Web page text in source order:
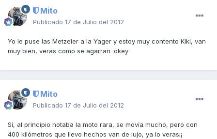
Mito
Publicado 17 de Julio del 2012
Yo le puse las Metzeler a la Yager y estoy muy contento Kiki, van
muy bien, veras como se agarran :okey
Mito
Publicado 17 de Julio del 2012
Sí, al principio notaba la moto rara, se movía mucho, pero con
400 kilómetros que llevo hechos van de lujo, ya lo veras¡¡